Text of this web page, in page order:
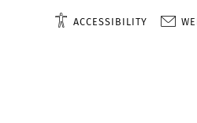
ACCESSIBILITY